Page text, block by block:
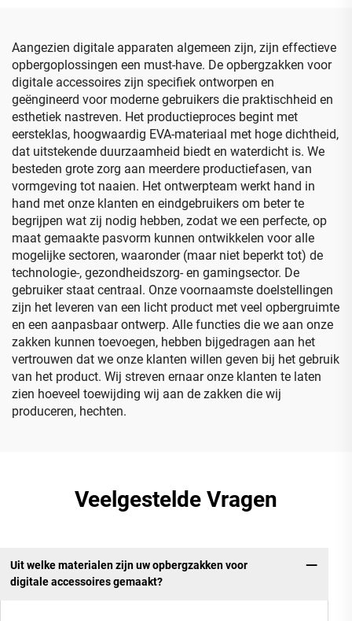
Aangezien digitale apparaten algemeen zijn, zijn effectieve
opbergoplossingen een must-have. De opbergzakken voor
digitale accessoires zijn specifiek ontworpen en
geëngineerd voor moderne gebruikers die praktischheid en
esthetiek nastreven. Het productieproces begint met
eersteklas, hoogwaardig EVA-materiaal met hoge dichtheid,
dat uitstekende duurzaamheid biedt en waterdicht is. We
besteden grote zorg aan meerdere productiefasen, van
vormgeving tot naaien. Het ontwerpteam werkt hand in
hand met onze klanten en eindgebruikers om beter te
begrijpen wat zij nodig hebben, zodat we een perfecte, op
maat gemaakte pasvorm kunnen ontwikkelen voor alle
mogelijke sectoren, waaronder (maar niet beperkt tot) de
technologie-, gezondheidszorg- en gamingsector. De
gebruiker staat centraal. Onze voornaamste doelstellingen
zijn het leveren van een licht product met veel opbergruimte
en een aanpasbaar ontwerp. Alle functies die we aan onze
zakken kunnen toevoegen, hebben bijgedragen aan het
vertrouwen dat we onze klanten willen geven bij het gebruik
van het product. Wij streven ernaar onze klanten te laten
zien hoeveel toewijding wij aan de zakken die wij
produceren, hechten.
Veelgestelde Vragen
Uit welke materialen zijn uw opbergzakken voor
digitale accessoires gemaakt?